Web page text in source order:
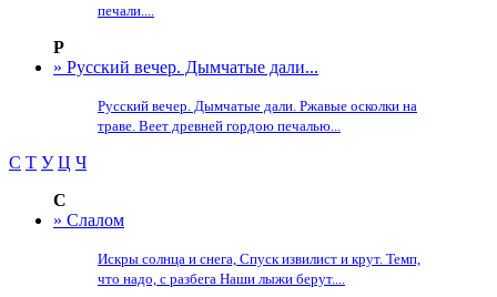
печали....
Р
» Русский вечер. Дымчатые дали...
Русский вечер. Дымчатые дали. Ржавые осколки на
траве. Веет древней гордою печалью...
С Т У Ц Ч
С
» Слалом
Искры солнца и снега, Спуск извилист и крут. Темп,
что надо, с разбега Наши лыжи берут....